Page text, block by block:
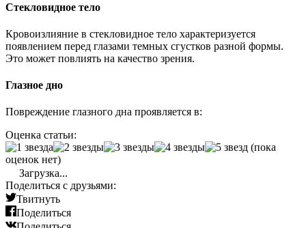
Стекловидное тело
Кровоизлияние в стекловидное тело характеризуется
появлением перед глазами темных сгустков разной формы.
Это может повлиять на качество зрения.
Глазное дно
Повреждение глазного дна проявляется в:
Оценка статьи:
(пока
оценок нет)
Загрузка...
Поделиться с друзьями:
Твитнуть
Поделиться